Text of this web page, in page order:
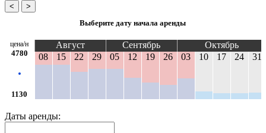
<
>
Выберите дату начала аренды
цена/н
4780
1130
Август Сентябрь
Октябрь
08
15 22 29 05 12 19 26 03 10 17 24 31
Даты аренды: